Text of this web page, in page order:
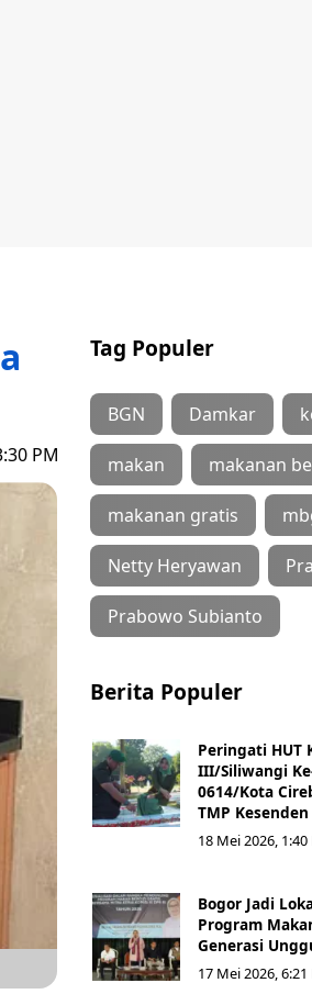
PM
Tag Populer
BGN Damkar
makan makanan
makanan gratis
Netty Heryawan
Prabowo Subianto
Berita Populer
Peringati HUT
III/Siliwangi
0614/Kota
TMP Kesenden
18 Mei 2026, 1:40
Bogor Jadi
Program
Generasi
17 Mei 2026, 6:21